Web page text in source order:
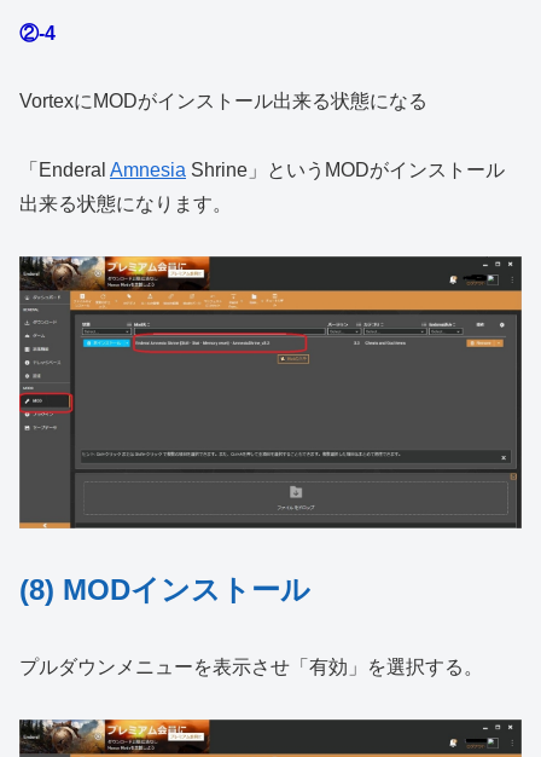
②-4
VortexにMODがインストール出来る状態になる
「Enderal Amnesia Shrine」というMODがインストール
出来る状態になります。
(8) MODインストール
プルダウンメニューを表示させ「有効」を選択する。